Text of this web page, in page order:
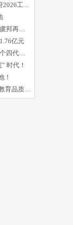
精工保质 交付加速 美的高速·君兰学府2026工程誓师大会圆满举办
传奇再续 棋落二子，拓疆瑞金，恭贺虞邦再摘新地！
亿元
三江原墅 营销中心盛大开放！赣州首个四代洋房倾城亮相
时代！
！
TOP级兑现力！楼王加推 强校开学，教育品质再升级！